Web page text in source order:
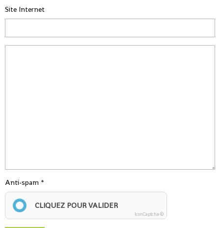
Site Internet
Anti-spam
CLIQUEZ POUR VALIDER
IconCaptcha ©